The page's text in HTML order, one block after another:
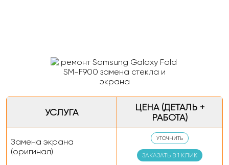
УСЛУГА
ЦЕНА (ДЕТАЛЬ +
РАБОТА)
Замена экрана
(оригинал)
УТОЧНИТЬ
ЗАКАЗАТЬ В 1 КЛИК